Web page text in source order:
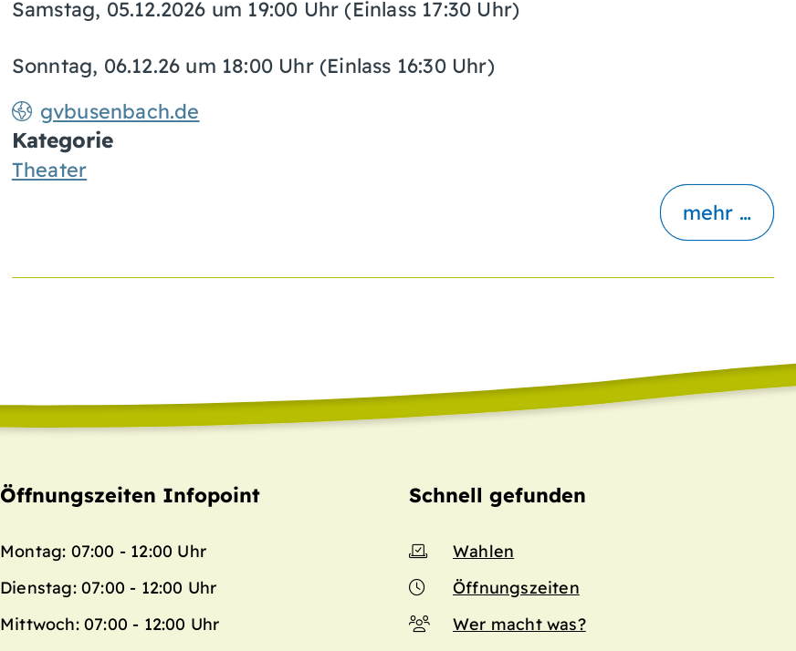
gvbusenbach.de
Samstag, 05.12.2026 um 19:00 Uhr (Einlass 17:30 Uhr)
Sonntag, 06.12.26 um 18:00 Uhr (Einlass 16:30 Uhr)
Kategorie
Theater
mehr …
Öffnungszeiten Infopoint
Montag: 07:00 - 12:00 Uhr
Dienstag: 07:00 - 12:00 Uhr
Mittwoch: 07:00 - 12:00 Uhr
Schnell gefunden
Wahlen
Öffnungszeiten
Wer macht was?